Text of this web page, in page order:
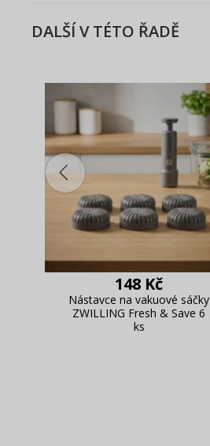
DALŠÍ V TÉTO ŘADĚ
148 Kč
Nástavce na vakuové sáčky
ZWILLING Fresh & Save 6
ks